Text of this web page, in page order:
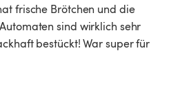
frische Brötchen und die
sind wirklich sehr
bestückt! War super für